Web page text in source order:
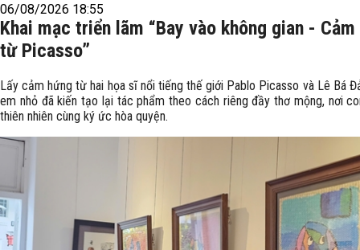
06/08/2026 18:55
Khai mạc triển lãm “Bay vào không gian -
từ Picasso”
Lấy cảm hứng từ hai họa sĩ nổi tiếng thế giới Pablo Picasso và Lê Bá
em nhỏ đã kiến tạo lại tác phẩm theo cách riêng đầy thơ mộng, nơi
thiên nhiên cùng ký ức hòa quyện.